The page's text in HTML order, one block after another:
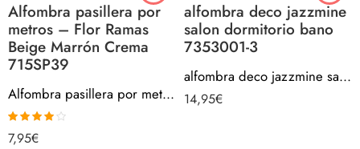
Alfombra pasillera por
metros – Flor Ramas
Beige Marrón Crema
715SP39
Alfombra pasillera por metros – Flor Ramas Beige Marrón Crema 715SP39
Valorado
con4.00
7,95€
alfombra deco jazzmine
salon dormitorio bano
7353001-3
alfombra deco jazzmine salon dormitorio bano 7353001-3
14,95€